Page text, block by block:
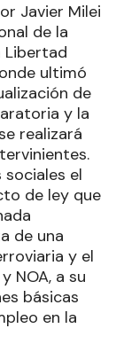
Javier Milei
de la
Libertad
ultimó
de
y la
realizará
el
de ley que
de una
y el
NOA, a su
básicas
en la